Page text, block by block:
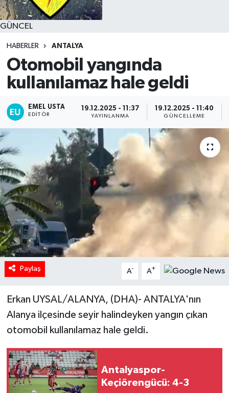
GÜNCEL
HABERLER ANTALYA
Otomobil yangında
kullanılamaz hale geldi
EMEL USTA
EDITÖR
19.12.2025 - 11:37
YAYINLANMA
19.12.2025 - 11:40
GÜNCELLEME
Paylaş A- A+
Erkan UYSAL/ALANYA, (DHA)- ANTALYA'nın
Alanya ilçesinde seyir halindeyken yangın çıkan
otomobil kullanılamaz hale geldi.
Antalyaspor-
Keçiörengücü: 4-3